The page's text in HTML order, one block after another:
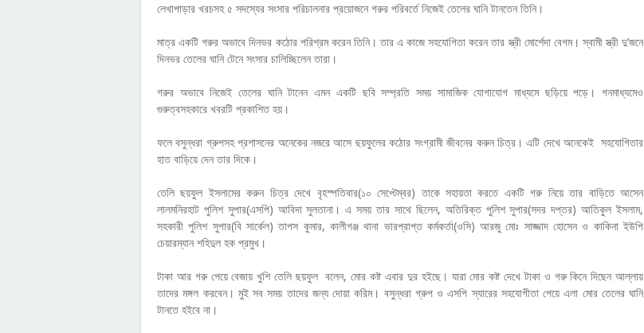
লেখাপাড়ার খরচসহ ৫ সদস্যের সংসার পরিচালনার প্রয়োজনে গরুর পরিবর্তে নিজেই তেলের ঘানি টানতেন তিনি।
মাত্র একটি গরুর অভাবে দিনভর কঠোর পরিশ্রম করেন তিনি। তার এ কাজে সহযোগিতা করেন তার স্ত্রী মোর্শেদা বেগম। স্বামী স্ত্রী দু’জনে
দিনভর তেলের ঘানি টেনে সংসার চালিচ্ছিলেন তারা।
গরুর অভাবে নিজেই তেলের ঘানি টানেন এমন একটি ছবি সম্প্রতি সময় সামাজিক যোগাযোগ মাধ্যমে ছড়িয়ে পড়ে। গনমাধ্যমেও
গুরুত্বসহকারে খবরটি প্রকাশিত হয়।
ফলে বসুন্ধরা গ্রুপসহ প্রশাসনের অনেকের নজরে আসে ছয়ফুলের কঠোর সংগ্রামী জীবনের করুন চিত্র। এটি দেখে অনেকেই সহযোগিতার
হাত বাড়িয়ে দেন তার দিকে।
তেলি ছয়ফুল ইসলামের করুন চিত্র দেখে বৃহস্পতিবার(১০ সেপ্টেম্বর) তাকে সহায়তা করতে একটি গরু নিয়ে তার বাড়িতে আসেন
লালমনিরহাট পুলিশ সুপার(এসপি) আবিদা সুলতানা। এ সময় তার সাথে ছিলেন, অতিরিক্ত পুলিশ সুপার(সদর দপ্তর) আতিকুল ইসলাম,
সহকারী পুলিশ সুপার(বি সার্কেল) তাপস কুমার, কালীগঞ্জ থানা ভারপ্রাপ্ত কর্মকর্তা(ওসি) আরজু মোঃ সাজ্জাদ হোসেন ও কাকিনা ইউপি
চেয়ারম্যান শহিদুল হক প্রমুখ।
টাকা আর গরু পেয়ে বেজায় খুশি তেলি ছয়ফুল বলেন, মোর কষ্ট এবার দুর হইছে। যারা মোর কষ্ট দেখে টাকা ও গরু কিনে দিছেন আল্লায়
তাদের মঙ্গল করবেন। মুই সব সময় তাদের জন্য দোয়া করিম। বসুন্ধরা গ্রুপ ও এসপি স্যারের সহযোগীতা পেয়ে এলা মোর তেলের ঘানি
টানতে হইবে না।